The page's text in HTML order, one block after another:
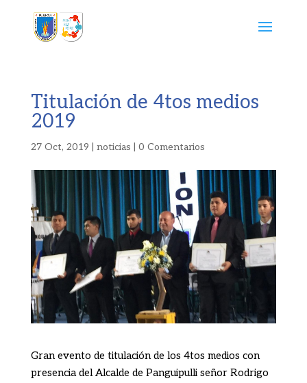
Titulación de 4tos medios
2019
27 Oct, 2019 noticias 0 Comentarios
Gran evento de titulación de los 4tos medios con
presencia del Alcalde de Panguipulli señor Rodrigo